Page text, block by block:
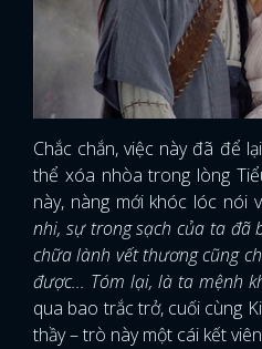
FACEBOOK
Chắc chắn, việc này đã để
thể xóa nhòa trong lòng
này, nàng mới khóc lóc nói
nhi, sự trong sạch của ta đã
chữa lành vết thương cũng
được... Tóm lại, là ta mệnh
qua bao trắc trở, cuối cùng
thầy – trò này một cái kết